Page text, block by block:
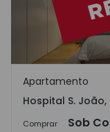
Hospital S. João,
Apartamento
Hospital S. João,
Comprar Sob